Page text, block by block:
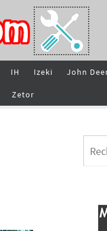
IH Izeki John
Zetor